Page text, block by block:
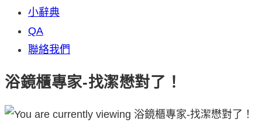
小辭典
QA
聯絡我們
浴鏡櫃專家-找潔懋對了！